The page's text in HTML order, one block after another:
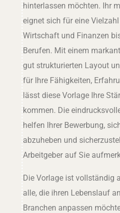
hinterlassen möchten. Ihr
eignet sich für eine
Wirtschaft und Finanzen
Berufen. Mit einem
gut strukturierten Layout
für Ihre Fähigkeiten,
lässt diese Vorlage Ihre
kommen. Die
helfen Ihrer Bewerbung,
abzuheben und
Arbeitgeber auf Sie
Die Vorlage ist vollständig
alle, die ihren Lebenslauf
Branchen anpassen